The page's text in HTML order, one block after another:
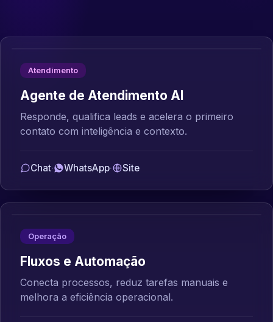
Atendimento
Agente de Atendimento AI
Responde, qualifica leads e acelera o primeiro
contato com inteligência e contexto.
Chat· WhatsApp· Site
Operação
Fluxos e Automação
Conecta processos, reduz tarefas manuais e
melhora a eficiência operacional.